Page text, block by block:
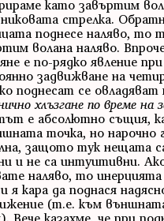
като завъртим
стрелка.
поднесе наляво, то
волана наляво.
е по-рядко явление
задвижване на
поднесат се
хлъзгане по време на
е абсолютно същия,
точка, но нарочно
защото тук нещата
и не са интуитивни.
наляво, то
я кара да поднася
(т.е. към